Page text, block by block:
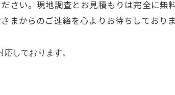
さい。現地調査とお見積もりは完全に無料
まからのご連絡を心よりお待ちしておりま
しております。